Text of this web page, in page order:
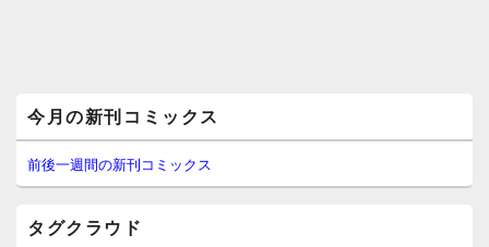
イ
ン
サ
イ
今月の新刊コミックス
前後一週間の新刊コミックス
タグクラウド